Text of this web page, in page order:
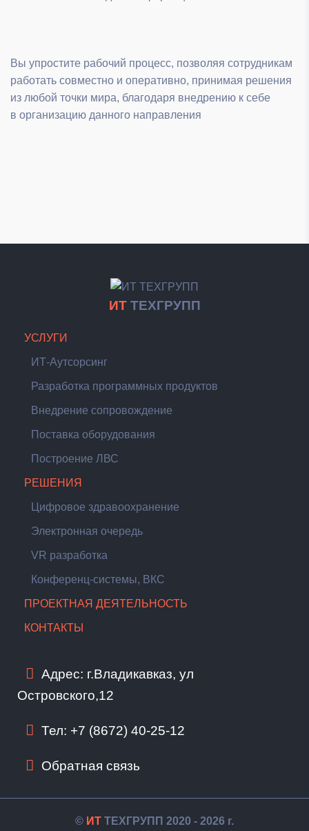
Вы упростите рабочий процесс, позволяя сотрудникам
работать совместно и оперативно, принимая решения
из любой точки мира, благодаря внедрению к себе
в организацию данного направления
ИТТЕХГРУПП
УСЛУГИ
ИТ-Аутсорсинг
Разработка программных продуктов
Внедрение сопровождение
Поставка оборудования
Построение ЛВС
РЕШЕНИЯ
Цифровое здравоохранение
Электронная очередь
VR разработка
Конференц-системы, ВКС
ПРОЕКТНАЯ ДЕЯТЕЛЬНОСТЬ
КОНТАКТЫ
Адрес: г.Владикавказ, ул
Островского,12
Тел: +7 (8672) 40-25-12
Обратная связь
© ИТ ТЕХГРУПП 2020 - 2026 г.